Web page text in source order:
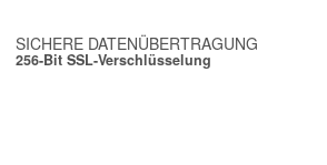
SICHERE DATENÜBERTRAGUNG
256-Bit SSL-Verschlüsselung